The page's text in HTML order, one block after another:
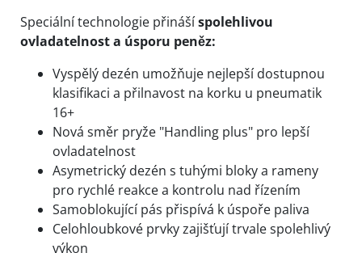
Speciální technologie přinášíspolehlivou
ovladatelnost a úsporu peněz:
Vyspělý dezén umožňuje nejlepší dostupnou
klasifikaci a přilnavost na korku u pneumatik
16+
Nová směr pryže "Handling plus" pro lepší
ovladatelnost
Asymetrický dezén s tuhými bloky a rameny
pro rychlé reakce a kontrolu nad řízením
Samoblokující pás přispívá k úspoře paliva
Celohloubkové prvky zajišťují trvale spolehlivý
výkon